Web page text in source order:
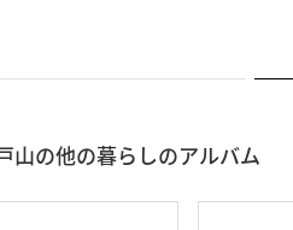
山の他の暮らしのアルバム